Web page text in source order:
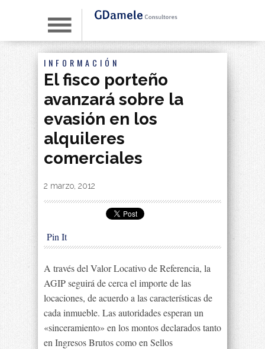
INFORMACIÓN
El fisco porteño
avanzará sobre la
evasión en los
alquileres
comerciales
By|
2 marzo, 2012
Pin It
A través del Valor Locativo de Referencia, la
AGIP seguirá de cerca el importe de las
locaciones, de acuerdo a las características de
cada inmueble. Las autoridades esperan un
«sinceramiento» en los montos declarados tanto
en Ingresos Brutos como en Sellos